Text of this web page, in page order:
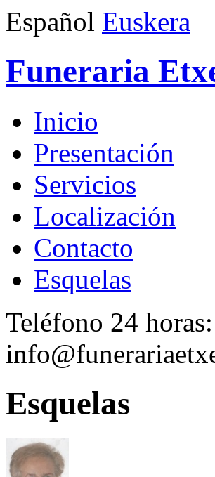
Español Euskera
Funeraria
Inicio
Presentación
Servicios
Localización
Contacto
Esquelas
Teléfono 24 horas:
Esquelas